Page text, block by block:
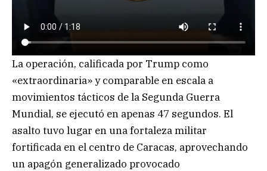
La operación, calificada por Trump como
«extraordinaria» y comparable en escala a
movimientos tácticos de la Segunda Guerra
Mundial, se ejecutó en apenas 47 segundos. El
asalto tuvo lugar en una fortaleza militar
fortificada en el centro de Caracas, aprovechando
un apagón generalizado provocado